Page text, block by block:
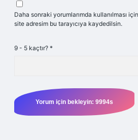
Daha sonraki yorumlarımda kullanılması
site adresim bu tarayıcıya kaydedilsin.
9 - 5 kaçtır? *